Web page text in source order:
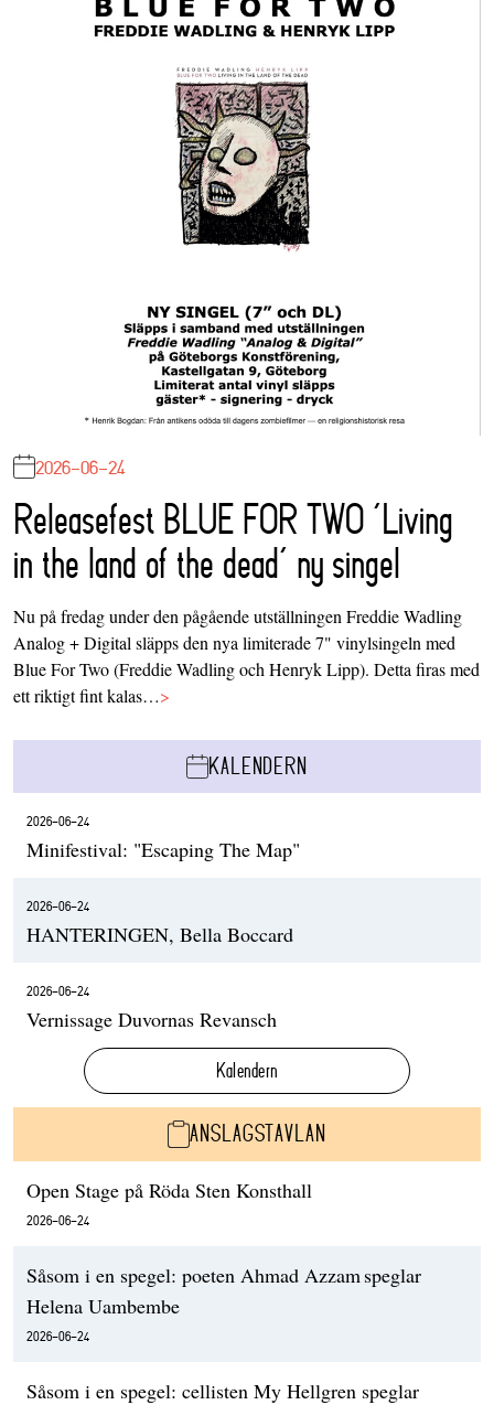
2026-06-24
Releasefest BLUE FOR TWO ‘Living
in the land of the dead’ ny singel
Nu på fredag under den pågående utställningen Freddie Wadling
Analog + Digital släpps den nya limiterade 7" vinylsingeln med
Blue For Two (Freddie Wadling och Henryk Lipp). Detta firas med
ett riktigt fint kalas…>
KALENDERN
2026-06-24
Minifestival: "Escaping The Map"
2026-06-24
HANTERINGEN, Bella Boccard
2026-06-24
Vernissage Duvornas Revansch
Kalendern
ANSLAGSTAVLAN
Open Stage på Röda Sten Konsthall
2026-06-24
Såsom i en spegel: poeten Ahmad Azzam speglar
Helena Uambembe
2026-06-24
Såsom i en spegel: cellisten My Hellgren speglar